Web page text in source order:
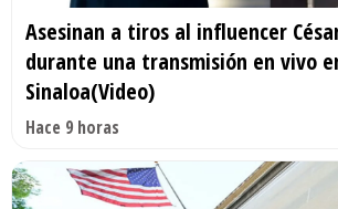
Asesinan a tiros al influencer
durante una transmisión en vivo
Sinaloa(Video)
Hace 9 horas